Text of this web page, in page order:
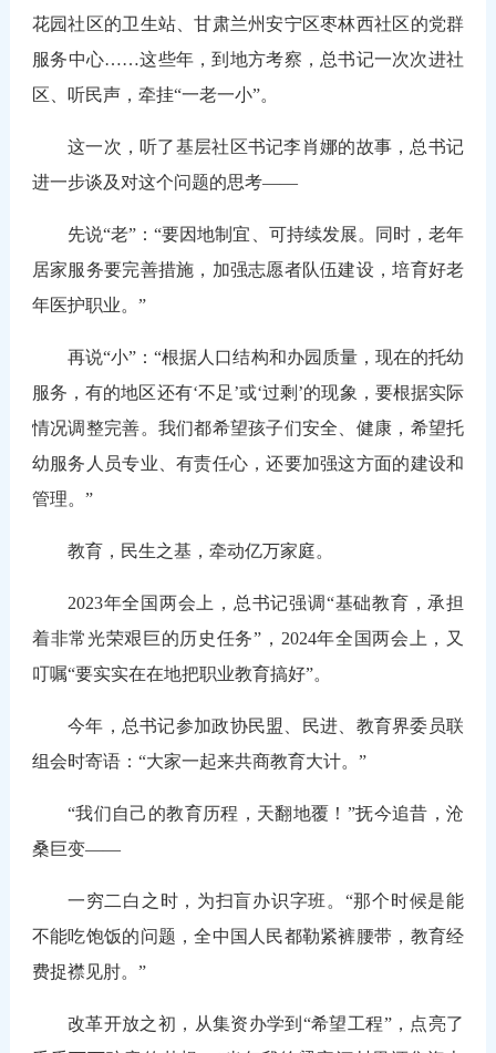
花园社区的卫生站、甘肃兰州安宁区枣林西社区的党群
服务中心……这些年，到地方考察，总书记一次次进社
区、听民声，牵挂“一老一小”。
这一次，听了基层社区书记李肖娜的故事，总书记
进一步谈及对这个问题的思考——
先说“老”：“要因地制宜、可持续发展。同时，老年
居家服务要完善措施，加强志愿者队伍建设，培育好老
年医护职业。”
再说“小”：“根据人口结构和办园质量，现在的托幼
服务，有的地区还有‘不足’或‘过剩’的现象，要根据实际
情况调整完善。我们都希望孩子们安全、健康，希望托
幼服务人员专业、有责任心，还要加强这方面的建设和
管理。”
教育，民生之基，牵动亿万家庭。
2023年全国两会上，总书记强调“基础教育，承担
着非常光荣艰巨的历史任务”，2024年全国两会上，又
叮嘱“要实实在在地把职业教育搞好”。
今年，总书记参加政协民盟、民进、教育界委员联
组会时寄语：“大家一起来共商教育大计。”
“我们自己的教育历程，天翻地覆！”抚今追昔，沧
桑巨变——
一穷二白之时，为扫盲办识字班。“那个时候是能
不能吃饱饭的问题，全中国人民都勒紧裤腰带，教育经
费捉襟见肘。”
改革开放之初，从集资办学到“希望工程”，点亮了